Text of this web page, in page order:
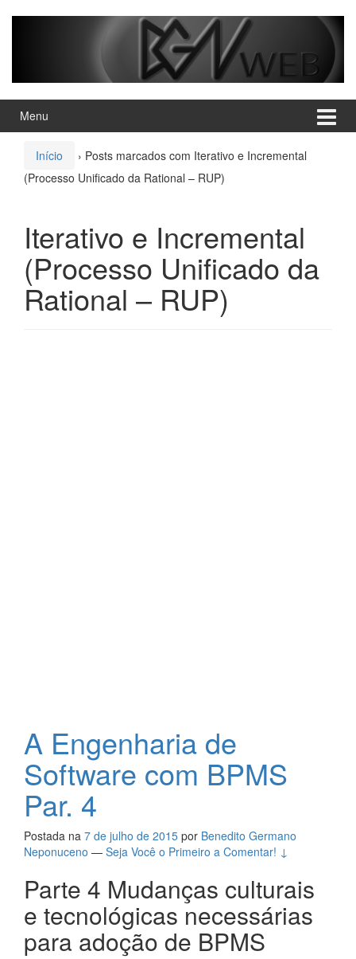
Menu
Início › Posts marcados com Iterativo e Incremental
(Processo Unificado da Rational – RUP)
Iterativo e Incremental
(Processo Unificado da
Rational – RUP)
A Engenharia de
Software com BPMS
Par. 4
Postada na 7 de julho de 2015 por Benedito Germano
Neponuceno — Seja Você o Primeiro a Comentar! ↓
Parte 4 Mudanças culturais
e tecnológicas necessárias
para adoção de BPMS